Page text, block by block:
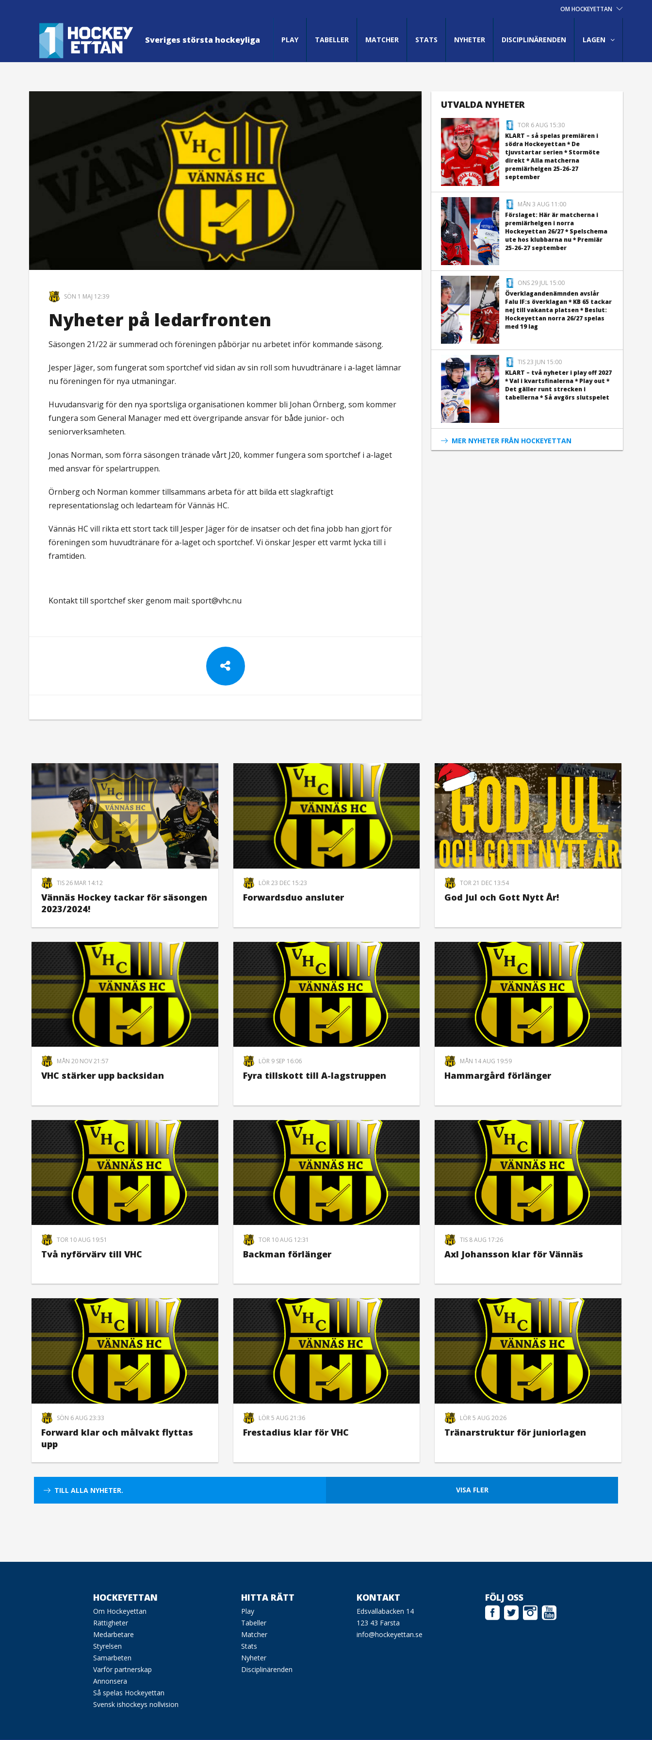
OM HOCKEYETTAN
Sveriges största hockeyliga PLAY TABELLER MATCHER STATS NYHETER DISCIPLINÄRENDEN LAGEN
SÖN 1 MAJ 12:39
Nyheter på ledarfronten
Säsongen 21/22 är summerad och föreningen påbörjar nu arbetet inför kommande säsong.
Jesper Jäger, som fungerat som sportchef vid sidan av sin roll som huvudtränare i a-laget lämnar
nu föreningen för nya utmaningar.
Huvudansvarig för den nya sportsliga organisationen kommer bli Johan Örnberg, som kommer
fungera som General Manager med ett övergripande ansvar för både junior- och
seniorverksamheten.
Jonas Norman, som förra säsongen tränade vårt J20, kommer fungera som sportchef i a-laget
med ansvar för spelartruppen.
Örnberg och Norman kommer tillsammans arbeta för att bilda ett slagkraftigt
representationslag och ledarteam för Vännäs HC.
Vännäs HC vill rikta ett stort tack till Jesper Jäger för de insatser och det fina jobb han gjort för
föreningen som huvudtränare för a-laget och sportchef. Vi önskar Jesper ett varmt lycka till i
framtiden.
Kontakt till sportchef sker genom mail:sport@vhc.nu
UTVALDA NYHETER
TOR 6 AUG 15:30
KLART – så spelas premiären i
södra Hockeyettan * De
tjuvstartar serien * Stormöte
direkt * Alla matcherna
premiärhelgen 25-26-27
september
MÅN 3 AUG 11:00
Förslaget: Här är matcherna i
premiärhelgen i norra
Hockeyettan 26/27 * Spelschema
ute hos klubbarna nu * Premiär
25-26-27 september
ONS 29 JUL 15:00
Överklagandenämnden avslår
Falu IF:s överklagan * KB 65 tackar
nej till vakanta platsen * Beslut:
Hockeyettan norra 26/27 spelas
med 19 lag
TIS 23 JUN 15:00
KLART – två nyheter i play off 2027
* Val i kvartsfinalerna * Play out *
Det gäller runt strecken i
tabellerna * Så avgörs slutspelet
MER NYHETER FRÅN HOCKEYETTAN
TIS 26 MAR 14:12
Vännäs Hockey tackar för säsongen
2023/2024!
LÖR 23 DEC 15:23
Forwardsduo ansluter
TOR 21 DEC 13:54
God Jul och Gott Nytt År!
MÅN 20 NOV 21:57
VHC stärker upp backsidan
LÖR 9 SEP 16:06
Fyra tillskott till A-lagstruppen
MÅN 14 AUG 19:59
Hammargård förlänger
TOR 10 AUG 19:51
Två nyförvärv till VHC
TOR 10 AUG 12:31
Backman förlänger
TIS 8 AUG 17:26
Axl Johansson klar för Vännäs
SÖN 6 AUG 23:33
Forward klar och målvakt flyttas
upp
LÖR 5 AUG 21:36
Frestadius klar för VHC
LÖR 5 AUG 20:26
Tränarstruktur för juniorlagen
VISA FLER
TILL ALLA NYHETER.
HOCKEYETTAN
Om Hockeyettan
Rättigheter
Medarbetare
Styrelsen
Samarbeten
Varför partnerskap
Annonsera
Så spelas Hockeyettan
Svensk ishockeys nollvision
HITTA RÄTT
Play
Tabeller
Matcher
Stats
Nyheter
Disciplinärenden
KONTAKT
Edsvallabacken 14
123 43 Farsta
info@hockeyettan.se
FÖLJ OSS